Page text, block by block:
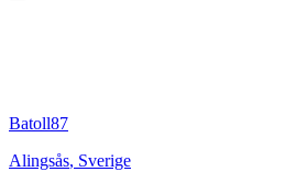
Batoll87
Alingsås, Sverige